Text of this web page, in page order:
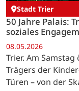
Stadt Trier
50 Jahre Palais:
soziales
08.05.2026
Trier. Am
Trägers der
Türen – von der